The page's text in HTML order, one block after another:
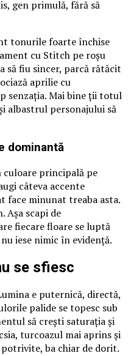
gen primulă, fără să
tonurile foarte închise
cu Stitch pe roșu
să fiu sincer, parcă rătăcit
aprilie cu
senzația. Mai bine ții totul
albastrul personajului să
dominantă
culoare principală pe
câteva accente
face minunat treaba asta.
Așa scapi de
fiecare floare se luptă
iese nimic în evidență.
se sfiesc
e puternică, directă,
palide se topesc sub
să crești saturația și
turcoazul mai aprins și
ba chiar de dorit.